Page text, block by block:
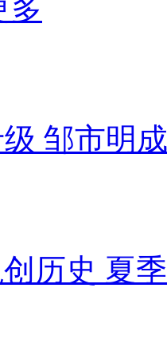
多
邹市明
历史 夏